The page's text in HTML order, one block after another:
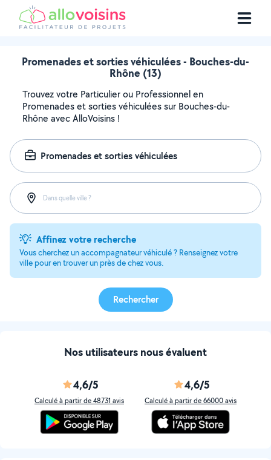
Promenades et sorties véhiculées - Bouches-du-
Rhône (13)
Trouvez votre Particulier ou Professionnel en
Promenades et sorties véhiculées sur Bouches-du-
Rhône avec AlloVoisins !
Promenades et sorties véhiculées
Dans quelle ville ?
Affinez votre recherche
Vous cherchez un accompagnateur véhiculé ? Renseignez votre
ville pour en trouver un près de chez vous.
Rechercher
Nos utilisateurs nous évaluent
4,6/5
Calculé à partir de 48731 avis
4,6/5
Calculé à partir de 66000 avis